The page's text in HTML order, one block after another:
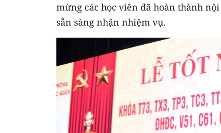
mừng các học viên đã hoàn thành
sẵn sàng nhận nhiệm vụ.